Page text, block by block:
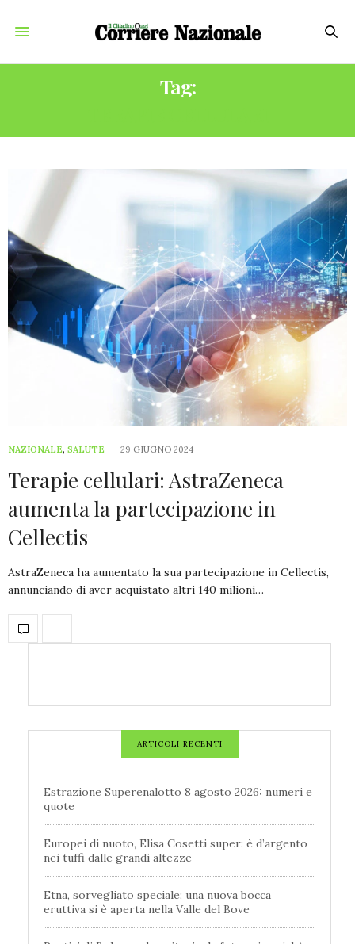
Tag:
NAZIONALE, SALUTE 29 GIUGNO 2024
Terapie cellulari: AstraZeneca
aumenta la partecipazione in
Cellectis
AstraZeneca ha aumentato la sua partecipazione in Cellectis,
annunciando di aver acquistato altri 140 milioni…
ARTICOLI RECENTI
Estrazione Superenalotto 8 agosto 2026: numeri e
quote
Europei di nuoto, Elisa Cosetti super: è d’argento
nei tuffi dalle grandi altezze
Etna, sorvegliato speciale: una nuova bocca
eruttiva si è aperta nella Valle del Bove